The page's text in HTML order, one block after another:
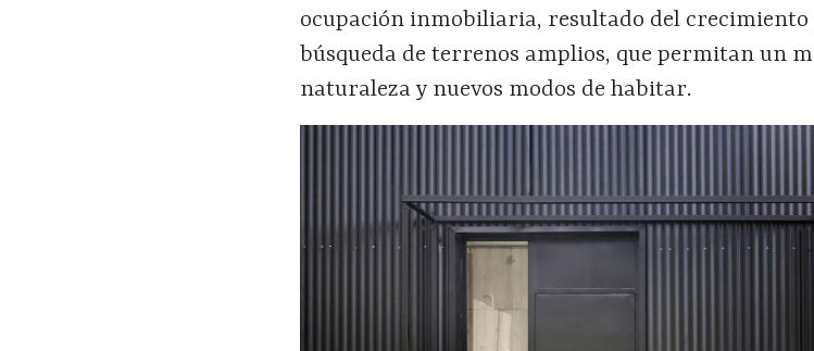
ocupación inmobiliaria, resultado del crecimiento
búsqueda de terrenos amplios, que permitan un
naturaleza y nuevos modos de habitar.